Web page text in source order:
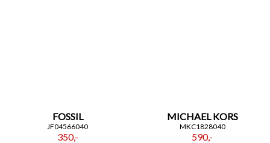
FOSSIL
JF04566040
350,-
MICHAEL KORS
MKC1828040
590,-